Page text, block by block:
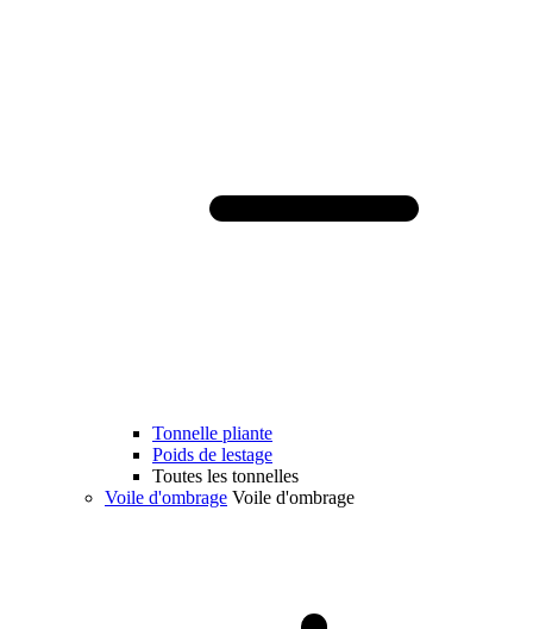
Tonnelle pliante
Poids de lestage
Toutes les tonnelles
Voile d'ombrage Voile d'ombrage